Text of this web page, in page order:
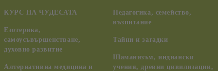
КУРС НА ЧУДЕСАТА
Езотерика,
самоусъвършенстване,
духовно развитие
Алтернативна медицина и
Педагогика, семейство,
възпитание
Тайни и загадки
Шаманизъм, индиански
учения, древни цивилизации,